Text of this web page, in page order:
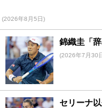
(2026年8月5日)
錦織圭「
(2026年7月30
セリーナ